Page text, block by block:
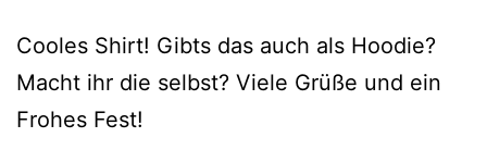
Cooles Shirt! Gibts das auch als Hoodie?
Macht ihr die selbst? Viele Grüße und ein
Frohes Fest!